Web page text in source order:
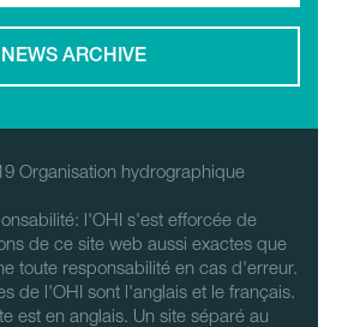
NEWS ARCHIVE
Organisation hydrographique
l'OHI s'est efforcée de
de ce site web aussi exactes que
toute responsabilité en cas d'erreur.
de l'OHI sont l'anglais et le français.
est en anglais. Un site séparé au